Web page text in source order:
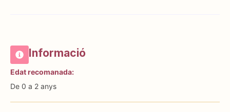
Informació
Edat recomanada:
De 0 a 2 anys